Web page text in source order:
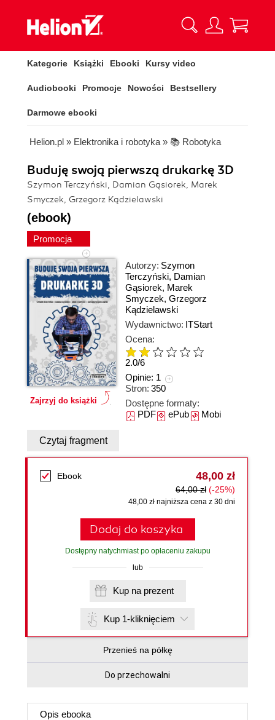
Kategorie Książki Ebooki Kursy video
Audiobooki Promocje Nowości Bestsellery
Darmowe ebooki
Helion.pl » Elektronika i robotyka » 📚 Robotyka
Buduję swoją pierwszą drukarkę 3D
Szymon Terczyński, Damian Gąsiorek, Marek
Smyczek, Grzegorz Kądzielawski
(ebook)
Promocja
Zajrzyj do książki
Autorzy: Szymon
Terczyński, Damian
Gąsiorek, Marek
Smyczek, Grzegorz
Kądzielawski
Wydawnictwo: ITStart
Ocena:
2.0/6
Opinie: 1
Stron: 350
Dostępne formaty:
PDFePubMobi
Czytaj fragment
Ebook 48,00 zł
64,00 zł (-25%)
48,00 zł najniższa cena z 30 dni
Dodaj do koszyka
Dostępny natychmiast po opłaceniu zakupu
lub
Kup na prezent
Kup 1-kliknięciem
Przenieś na półkę
Do przechowalni
Opis ebooka